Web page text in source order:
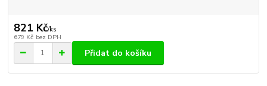
821 Kč/ks
679 Kč bez DPH
Přidat do košíku